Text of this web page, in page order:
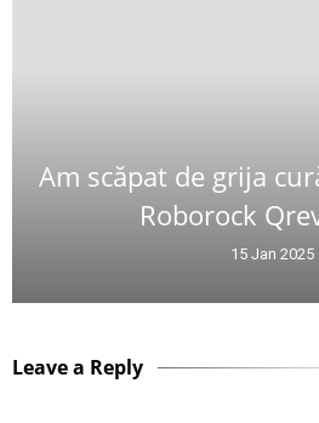
Am scăpat de grija
Roborock
15 Jan 2025
Leave a Reply